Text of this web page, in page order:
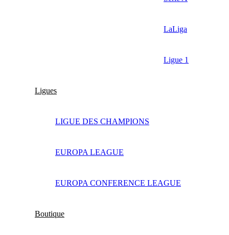
LaLiga
Ligue 1
Ligues
LIGUE DES CHAMPIONS
EUROPA LEAGUE
EUROPA CONFERENCE LEAGUE
Boutique